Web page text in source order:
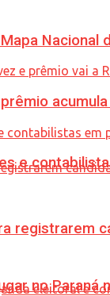
registrarem
Nacional
e
no Paraná